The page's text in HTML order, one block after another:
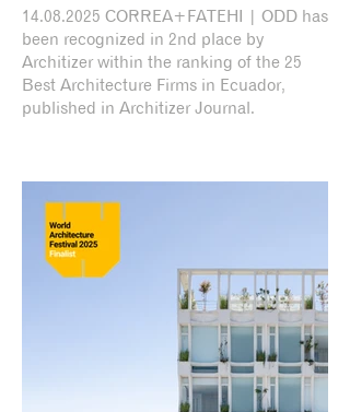
14.08.2025 CORREA+FATEHI | ODD has
been recognized in 2nd place by
Architizer within the ranking of the 25
Best Architecture Firms in Ecuador,
published in Architizer Journal.